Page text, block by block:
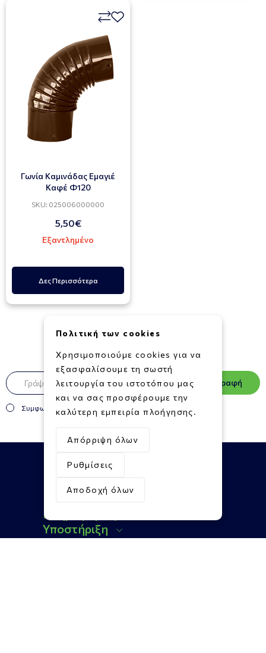
Γωνία Καμινάδας Εμαγιέ
Καφέ Φ120
SKU: 025006000000
5,50€
Εξαντλημένο
Δες Περισσότερα
Newsletter
Εγγραφή
Συμφωνώ με τους Όρους και Προϋποθέσεις
Πληροφορίες
Υποστήριξη
Πολιτική των cookies
Χρησιμοποιούμε cookies για να
εξασφαλίσουμε τη σωστή
λειτουργία του ιστοτόπου μας
και να σας προσφέρουμε την
καλύτερη εμπειρία πλοήγησης.
Απόρριψη όλων
Ρυθμίσεις
Αποδοχή όλων